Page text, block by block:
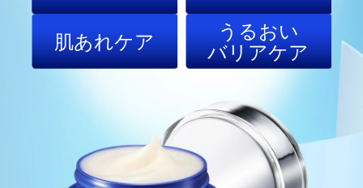
肌あれケア うるおい
バリアケア